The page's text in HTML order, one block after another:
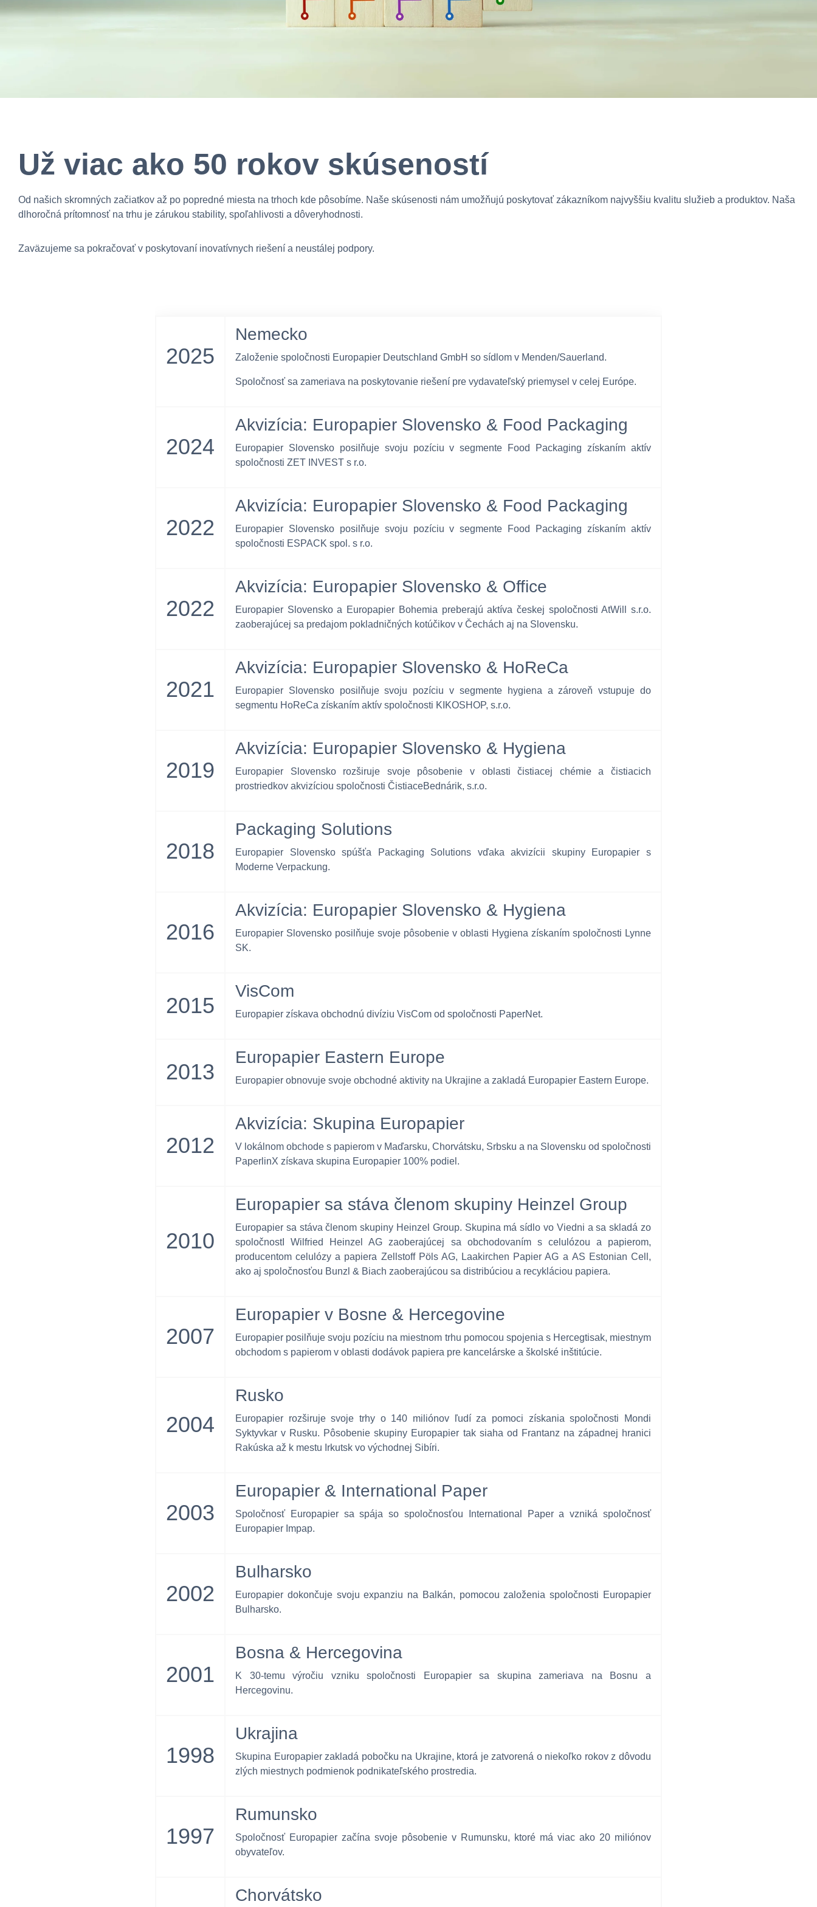
Už viac ako 50 rokov skúseností
Od našich skromných začiatkov až po popredné miesta na trhoch kde pôsobíme. Naše skúsenosti nám umožňujú poskytovať zákazníkom najvyššiu kvalitu služieb a produktov. Naša
dlhoročná prítomnosť na trhu je zárukou stability, spoľahlivosti a dôveryhodnosti.
Zaväzujeme sa pokračovať v poskytovaní inovatívnych riešení a neustálej podpory.
2025
Nemecko
Založenie spoločnosti Europapier Deutschland GmbH so sídlom v Menden/Sauerland.
Spoločnosť sa zameriava na poskytovanie riešení pre vydavateľský priemysel v celej Európe.
2024
Akvizícia: Europapier Slovensko & Food Packaging
Europapier Slovensko posilňuje svoju pozíciu v segmente Food Packaging získaním aktív
spoločnosti ZET INVEST s r.o.
2022
Akvizícia: Europapier Slovensko & Food Packaging
Europapier Slovensko posilňuje svoju pozíciu v segmente Food Packaging získaním aktív
spoločnosti ESPACK spol. s r.o.
2022
Akvizícia: Europapier Slovensko & Office
Europapier Slovensko a Europapier Bohemia preberajú aktíva českej spoločnosti AtWill s.r.o.
zaoberajúcej sa predajom pokladničných kotúčikov v Čechách aj na Slovensku.
2021
Akvizícia: Europapier Slovensko & HoReCa
Europapier Slovensko posilňuje svoju pozíciu v segmente hygiena a zároveň vstupuje do
segmentu HoReCa získaním aktív spoločnosti KIKOSHOP, s.r.o.
2019
Akvizícia: Europapier Slovensko & Hygiena
Europapier Slovensko rozširuje svoje pôsobenie v oblasti čistiacej chémie a čistiacich
prostriedkov akvizíciou spoločnosti ČistiaceBednárik, s.r.o.
2018
Packaging Solutions
Europapier Slovensko spúšťa Packaging Solutions vďaka akvizícii skupiny Europapier s
Moderne Verpackung.
2016
Akvizícia: Europapier Slovensko & Hygiena
Europapier Slovensko posilňuje svoje pôsobenie v oblasti Hygiena získaním spoločnosti Lynne
SK.
2015
VisCom
Europapier získava obchodnú divíziu VisCom od spoločnosti PaperNet.
2013
Europapier Eastern Europe
Europapier obnovuje svoje obchodné aktivity na Ukrajine a zakladá Europapier Eastern Europe.
2012
Akvizícia: Skupina Europapier
V lokálnom obchode s papierom v Maďarsku, Chorvátsku, Srbsku a na Slovensku od spoločnosti
PaperlinX získava skupina Europapier 100% podiel.
2010
Europapier sa stáva členom skupiny Heinzel Group
Europapier sa stáva členom skupiny Heinzel Group. Skupina má sídlo vo Viedni a sa skladá zo
spoločnostI Wilfried Heinzel AG zaoberajúcej sa obchodovaním s celulózou a papierom,
producentom celulózy a papiera Zellstoff Pöls AG, Laakirchen Papier AG a AS Estonian Cell,
ako aj spoločnosťou Bunzl & Biach zaoberajúcou sa distribúciou a recykláciou papiera.
2007
Europapier v Bosne & Hercegovine
Europapier posilňuje svoju pozíciu na miestnom trhu pomocou spojenia s Hercegtisak, miestnym
obchodom s papierom v oblasti dodávok papiera pre kancelárske a školské inštitúcie.
2004
Rusko
Europapier rozširuje svoje trhy o 140 miliónov ľudí za pomoci získania spoločnosti Mondi
Syktyvkar v Rusku. Pôsobenie skupiny Europapier tak siaha od Frantanz na západnej hranici
Rakúska až k mestu Irkutsk vo východnej Sibíri.
2003
Europapier & International Paper
Spoločnosť Europapier sa spája so spoločnosťou International Paper a vzniká spoločnosť
Europapier Impap.
2002
Bulharsko
Europapier dokončuje svoju expanziu na Balkán, pomocou založenia spoločnosti Europapier
Bulharsko.
2001
Bosna & Hercegovina
K 30-temu výročiu vzniku spoločnosti Europapier sa skupina zameriava na Bosnu a
Hercegovinu.
1998
Ukrajina
Skupina Europapier zakladá pobočku na Ukrajine, ktorá je zatvorená o niekoľko rokov z dôvodu
zlých miestnych podmienok podnikateľského prostredia.
1997
Rumunsko
Spoločnosť Europapier začína svoje pôsobenie v Rumunsku, ktoré má viac ako 20 miliónov
obyvateľov.
Chorvátsko